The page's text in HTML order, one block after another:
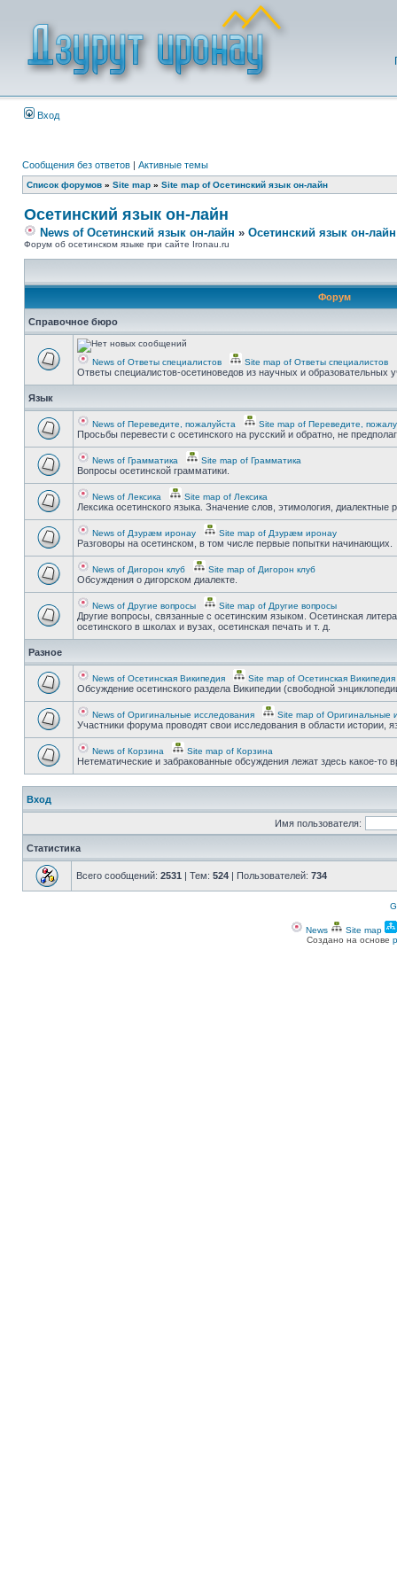
Вход
Сообщения без ответов | Активные темы
Список форумов » Site map » Site map of Осетинский язык он-лайн
Осетинский язык он-лайн
News of Осетинский язык он-лайн » Осетинский язык он-лайн
Форум об осетинском языке при сайте Ironau.ru
Форум
Справочное бюро
News of Ответы специалистов Site map of Ответы специалистов
Ответы специалистов-осетиноведов из научных и
Язык
News of Переведите, пожалуйста Site map of Переведите,
Просьбы перевести с осетинского на русский и обратно, не
News of Грамматика Site map of Грамматика
Вопросы осетинской грамматики.
News of Лексика Site map of Лексика
Лексика осетинского языка. Значение слов, этимология, диалектные
News of Дзурæм иронау Site map of Дзурæм иронау
Разговоры на осетинском, в том числе первые попытки начинающих.
News of Дигорон клуб Site map of Дигорон клуб
Обсуждения о дигорском диалекте.
News of Другие вопросы Site map of Другие вопросы
Другие вопросы, связанные с осетинским языком. Осетинская
осетинского в школах и вузах, осетинская печать и т. д.
Разное
News of Осетинская Википедия Site map of Осетинская Википедия
Обсуждение осетинского раздела Википедии (свободной
News of Оригинальные исследования Site map of Оригинальные
Участники форума проводят свои исследования в области истории,
News of Корзина Site map of Корзина
Нетематические и забракованные обсуждения лежат здесь какое-то
Вход
Имя пользователя:
Статистика
Всего сообщений: 2531 | Тем: 524 | Пользователей: 734
News Site map
Создано на основе